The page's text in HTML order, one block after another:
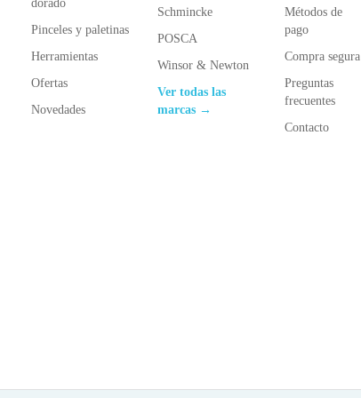
dorado
Pinceles y paletinas
Herramientas
Ofertas
Novedades
Schmincke
POSCA
Winsor & Newton
Ver todas las
marcas →
Métodos de
pago
Compra segura
Preguntas
frecuentes
Contacto